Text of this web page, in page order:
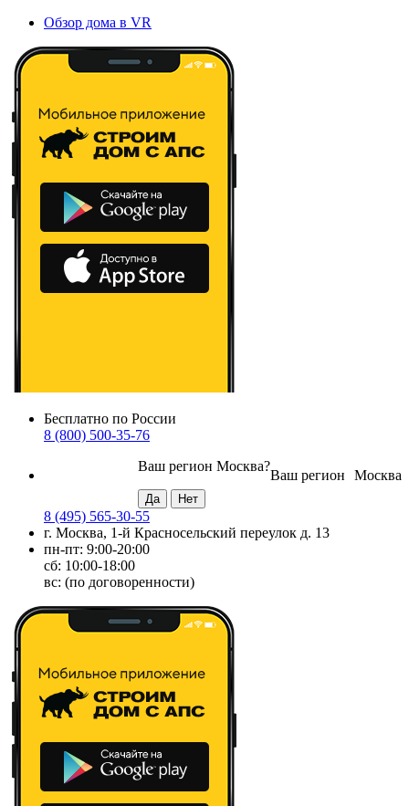
Обзор дома в VR
Бесплатно по России
8 (800) 500-35-76
Москва
Ваш регион
Ваш регион Москва?
8 (495) 565-30-55
г. Москва, 1-й Красносельский переулок д. 13
пн-пт: 9:00-20:00
сб: 10:00-18:00
вс: (по договоренности)